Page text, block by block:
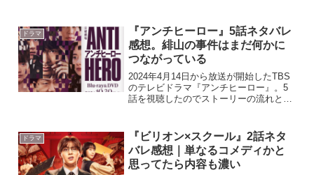
他人事ですから』はAmazonプライムビ
デオで見逃し配信を...
ドラマ
『アンチヒーロー』5話ネタバレ
感想。緋山の事件はまだ何かに
つながっている
2024年4月14日から放送が開始したTBS
のテレビドラマ『アンチヒーロー』。5
話を視聴したのでストーリーの流れと感
りたくない人は注意してください。 ド
ラマ『アンチヒー...
ドラマ
『ビリオン×スクール』2話ネタ
バレ感想｜単なるコメディかと
思ってたら内容も濃い